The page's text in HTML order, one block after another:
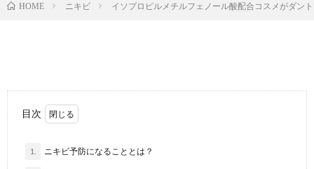
HOME ニキビ イソプロピルメチルフェノール酸配合コスメがダン
目次
1. ニキビ予防になることとは？